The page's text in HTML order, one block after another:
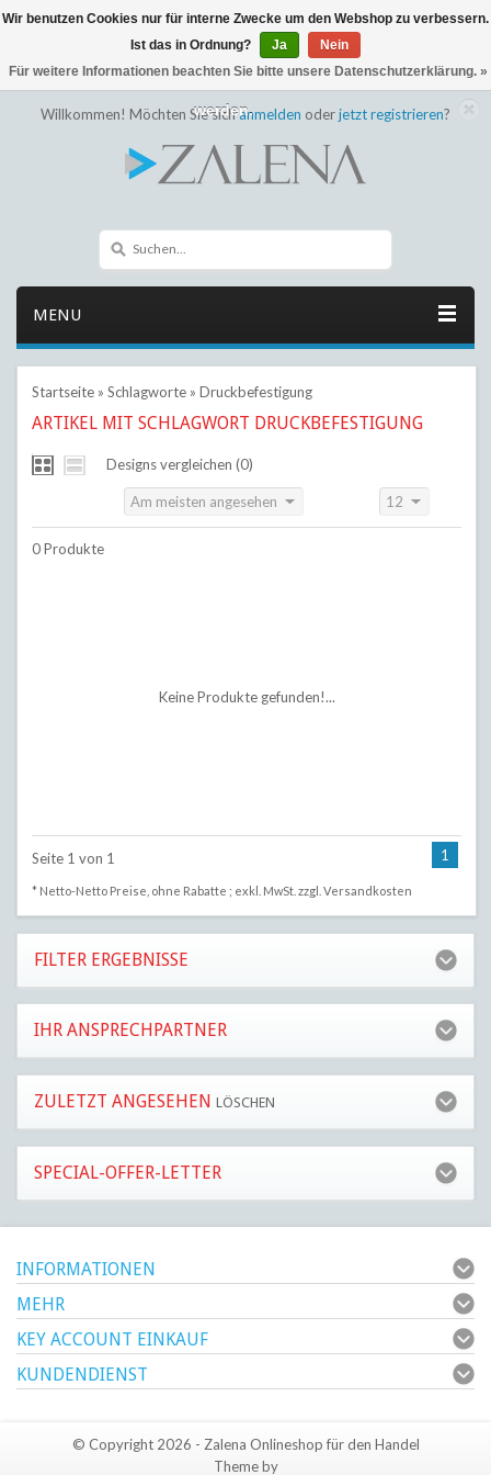
Willkommen! Möchten Sie sichanmelden oderjetzt registrieren?
MENU
Startseite» Schlagworte» Druckbefestigung
ARTIKEL MIT SCHLAGWORT DRUCKBEFESTIGUNG
Designs vergleichen (0)
Am meisten angesehen 12
0 Produkte
Keine Produkte gefunden!...
Seite 1 von 1 1
* Netto-Netto Preise, ohne Rabatte ; exkl. MwSt. zzgl. Versandkosten
FILTER ERGEBNISSE
IHR ANSPRECHPARTNER
ZULETZT ANGESEHEN LÖSCHEN
SPECIAL-OFFER-LETTER
INFORMATIONEN
MEHR
KEY ACCOUNT EINKAUF
KUNDENDIENST
© Copyright 2026 - Zalena Onlineshop für den Handel
Theme by
Wir benutzen Cookies nur für interne Zwecke um den Webshop zu verbessern.
Ist das in Ordnung?
Ja
Nein
Für weitere Informationen beachten Sie bitte unsere Datenschutzerklärung. »
← Zurück zum BackofficeDieser Shop befindet sich im Aufbau
Eventuell können nicht alle Bestellungen eingehalten oder erfüllt
werden.